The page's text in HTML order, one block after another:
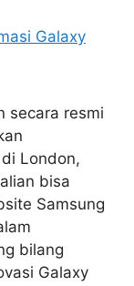
secara resmi
London,
bisa
Samsung
bilang
Galaxy